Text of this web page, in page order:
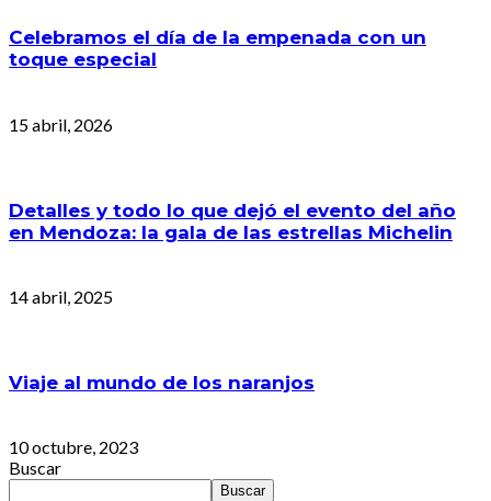
Celebramos el día de la empenada con un
toque especial
15 abril, 2026
Detalles y todo lo que dejó el evento del año
en Mendoza: la gala de las estrellas Michelin
14 abril, 2025
Viaje al mundo de los naranjos
10 octubre, 2023
Buscar
Buscar